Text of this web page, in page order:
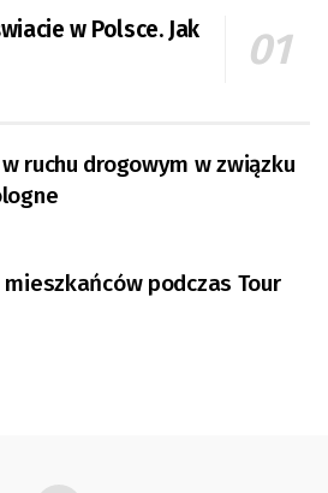
w Polsce. Jak
ruchu drogowym w związku
podczas Tour